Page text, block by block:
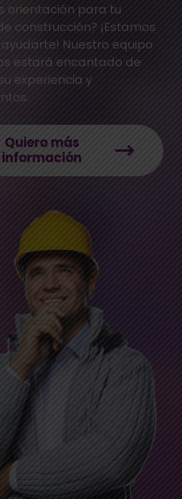
orientación para tu
construcción? ¡Estamos
Nuestro equipo
estará encantado de
experiencia y
Quiero más
información